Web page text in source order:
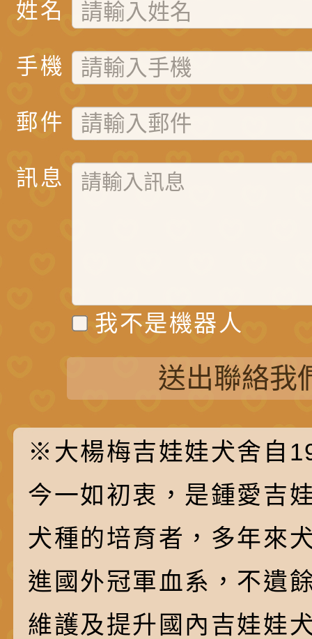
姓名
手機
郵件
訊息
我不是機器人
送出聯絡我
※大楊梅吉娃娃犬舍自
今一如初衷，是鍾愛吉
犬種的培育者，多年來
進國外冠軍血系，不遺
維護及提升國內吉娃娃